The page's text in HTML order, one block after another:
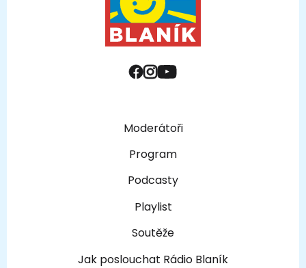
Moderátoři
Program
Podcasty
Playlist
Soutěže
Jak poslouchat Rádio Blaník